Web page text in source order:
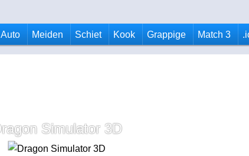
Auto Meiden Schiet Kook Grappige Match 3
Simulator 3D